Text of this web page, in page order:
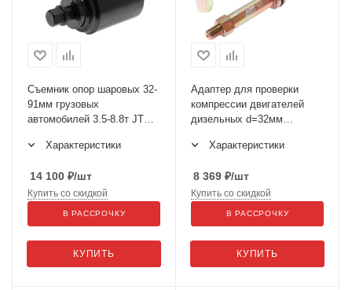
Съемник опор шаровых 32-
91мм грузовых
автомобилей 3.5-8.8т JTC-
Характеристики
14 100 ₽/шт
КУПИТЬ
Купить со скидкой
В РАССРОЧКУ
Адаптер для проверки
компрессии двигателей
дизельных d=32мм
Fuso 6M70) JTC-4015
Характеристики
8 369 ₽/шт
КУПИТЬ
Купить со скидкой
В РАССРОЧКУ